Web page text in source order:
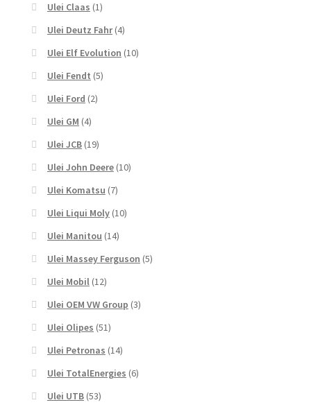
Ulei Claas (1)
Ulei Deutz Fahr (4)
Ulei Elf Evolution (10)
Ulei Fendt (5)
Ulei Ford (2)
Ulei GM (4)
Ulei JCB (19)
Ulei John Deere (10)
Ulei Komatsu (7)
Ulei Liqui Moly (10)
Ulei Manitou (14)
Ulei Massey Ferguson (5)
Ulei Mobil (12)
Ulei OEM VW Group (3)
Ulei Olipes (51)
Ulei Petronas (14)
Ulei TotalEnergies (6)
Ulei UTB (53)